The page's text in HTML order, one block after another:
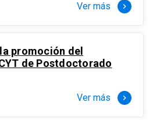
Ver más keyboard_arrow_right
promoción del
de Postdoctorado
Ver más keyboard_arrow_right